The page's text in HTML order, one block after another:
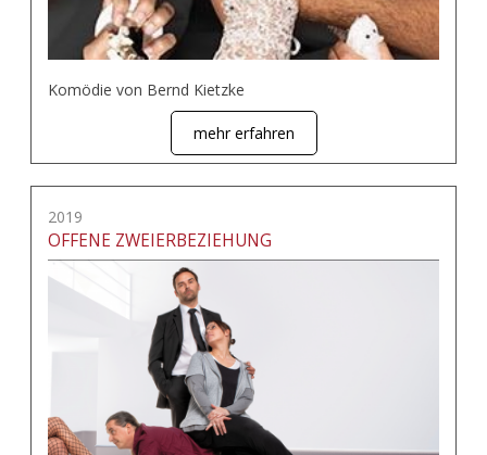
Komödie von Bernd Kietzke
mehr erfahren
2019
OFFENE ZWEIERBEZIEHUNG